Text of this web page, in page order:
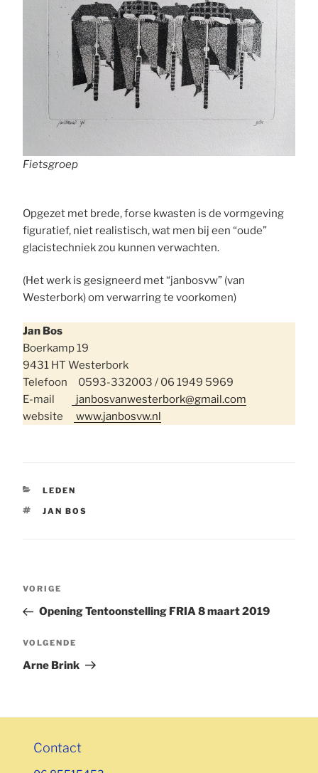
Fietsgroep
Opgezet met brede, forse kwasten is de vormgeving
figuratief, niet realistisch, wat men bij een “oude”
glacistechniek zou kunnen verwachten.
(Het werk is gesigneerd met “janbosvw” (van
Westerbork) om verwarring te voorkomen)
Jan Bos
Boerkamp 19
9431 HT Westerbork
Telefoon 0593-332003 / 06 1949 5969
E-mail
janbosvanwesterbork@gmail.com
website
www.janbosvw.nl
CATEGORIEËN
LEDEN
TAGS
JAN BOS
Bericht
Vorig
bericht
VORIGE
Opening Tentoonstelling FRIA 8 maart 2019
Volgend
bericht
VOLGENDE
Arne Brink
Contact